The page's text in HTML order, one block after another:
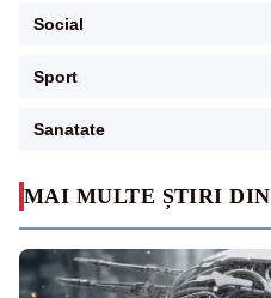
MAI MULTE ȘTIRI DIN
Social
Sport
Sanatate